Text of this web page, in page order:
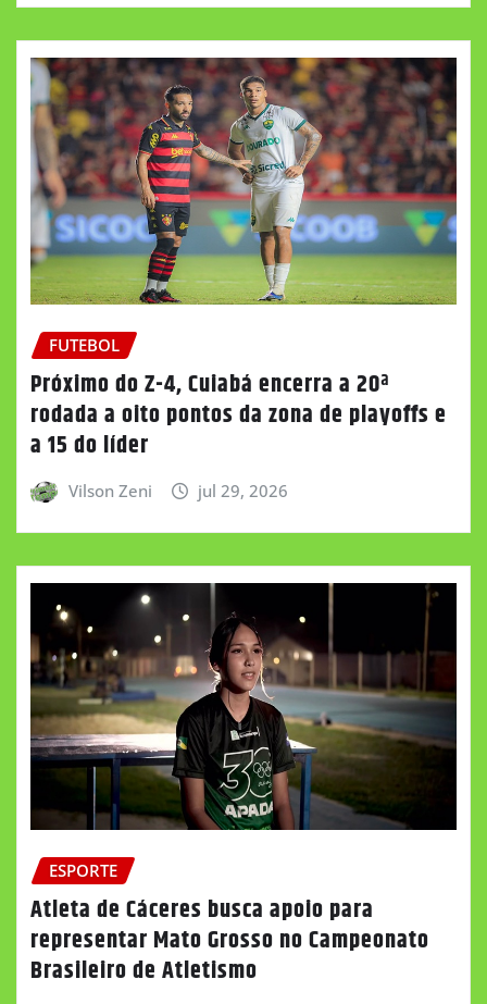
FUTEBOL
Próximo do Z-4, Cuiabá encerra a 20ª
rodada a oito pontos da zona de playoffs e
a 15 do líder
Vilson Zeni jul 29, 2026
ESPORTE
Atleta de Cáceres busca apoio para
representar Mato Grosso no Campeonato
Brasileiro de Atletismo